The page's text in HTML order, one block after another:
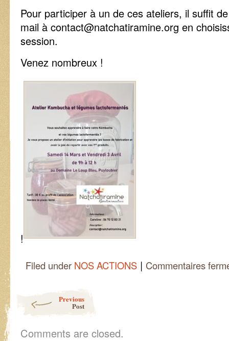
Pour participer à un de ces ateliers, il suffit
mail à contact@natchatiramine.org en
session.
Venez nombreux !
!
Filed under NOS ACTIONS | Commentaires
Previous
Post
Comments are closed.